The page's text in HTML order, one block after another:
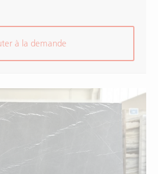
à la demande